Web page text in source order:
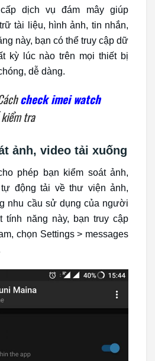
dịch vụ đám mây giúp
tài liệu, hình ảnh, tin nhắn,
này, bạn có thể truy cập dữ
kỳ lúc nào trên mọi thiết bị
dễ dàng.
check imei watch
tra
ảnh, video tải xuống
phép bạn kiểm soát ảnh,
động tải về thư viện ảnh,
nhu cầu sử dụng của người
tính năng này, bạn truy cập
chọn Settings > messages